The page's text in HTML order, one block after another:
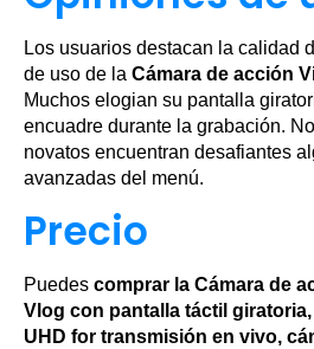
Los usuarios destacan la calidad
de uso de la Cámara de acción
Muchos elogian su pantalla
encuadre durante la grabación.
novatos encuentran desafiantes
avanzadas del menú.
Precio
Puedes comprar la Cámara de
Vlog con pantalla táctil
UHD for transmisión en vivo,